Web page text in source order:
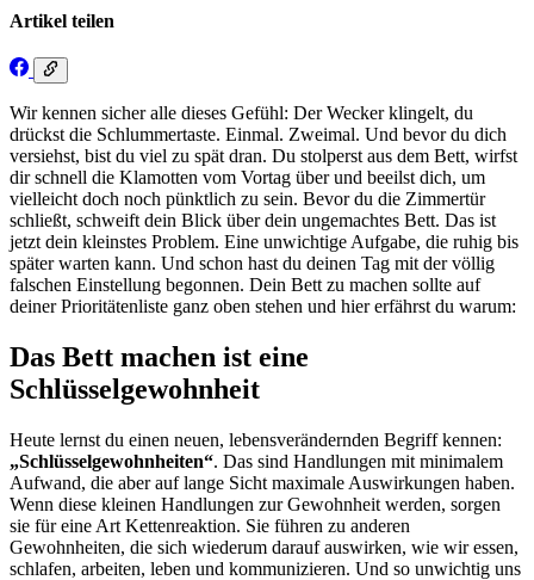
Artikel teilen
Wir kennen sicher alle dieses Gefühl: Der Wecker klingelt, du
drückst die Schlummertaste. Einmal. Zweimal. Und bevor du dich
versiehst, bist du viel zu spät dran. Du stolperst aus dem Bett, wirfst
dir schnell die Klamotten vom Vortag über und beeilst dich, um
vielleicht doch noch pünktlich zu sein. Bevor du die Zimmertür
schließt, schweift dein Blick über dein ungemachtes Bett. Das ist
jetzt dein kleinstes Problem. Eine unwichtige Aufgabe, die ruhig bis
später warten kann. Und schon hast du deinen Tag mit der völlig
falschen Einstellung begonnen. Dein Bett zu machen sollte auf
deiner Prioritätenliste ganz oben stehen und hier erfährst du warum:
Das Bett machen ist eine
Schlüsselgewohnheit
Heute lernst du einen neuen, lebensverändernden Begriff kennen:
„Schlüsselgewohnheiten“. Das sind Handlungen mit minimalem
Aufwand, die aber auf lange Sicht maximale Auswirkungen haben.
Wenn diese kleinen Handlungen zur Gewohnheit werden, sorgen
sie für eine Art Kettenreaktion. Sie führen zu anderen
Gewohnheiten, die sich wiederum darauf auswirken, wie wir essen,
schlafen, arbeiten, leben und kommunizieren. Und so unwichtig uns